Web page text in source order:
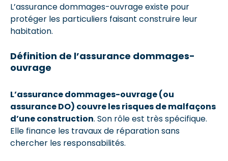
L’assurance dommages-ouvrage existe pour
protéger les particuliers faisant construire leur
habitation.
Définition de l’assurance dommages-
ouvrage
L’assurance dommages-ouvrage (ou
assurance DO) couvre les risques de malfaçons
d’une construction. Son rôle est très spécifique.
Elle finance les travaux de réparation sans
chercher les responsabilités.